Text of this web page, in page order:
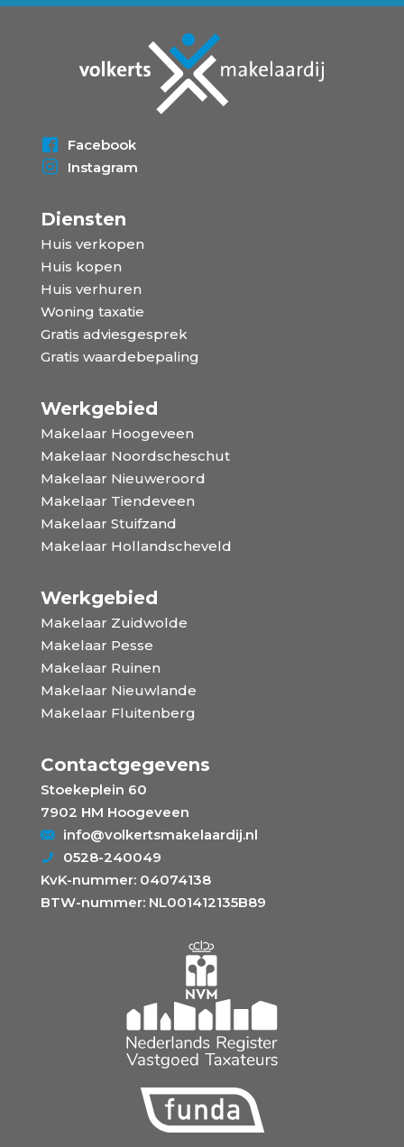
Facebook
Instagram
Diensten
Huis verkopen
Huis kopen
Huis verhuren
Woning taxatie
Gratis adviesgesprek
Gratis waardebepaling
Werkgebied
Makelaar Hoogeveen
Makelaar Noordscheschut
Makelaar Nieuweroord
Makelaar Tiendeveen
Makelaar Stuifzand
Makelaar Hollandscheveld
Werkgebied
Makelaar Zuidwolde
Makelaar Pesse
Makelaar Ruinen
Makelaar Nieuwlande
Makelaar Fluitenberg
Contactgegevens
Stoekeplein 60
7902 HM Hoogeveen
info@volkertsmakelaardij.nl
0528-240049
KvK-nummer: 04074138
BTW-nummer: NL001412135B89